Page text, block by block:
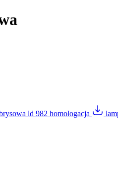
ld 982 homologacja
dla poszczególnych